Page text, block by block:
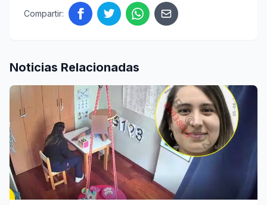
Compartir:
Noticias Relacionadas